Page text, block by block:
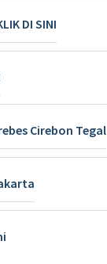
DI SINI
Cirebon Tegal